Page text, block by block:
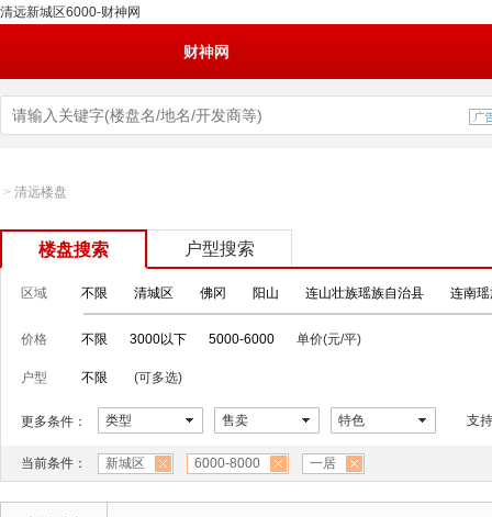
清远新城区6000-财神网
财神网
> 清远楼盘
楼盘搜索 户型搜索
区域 不限 清城区 佛冈 阳山 连山壮族瑶族自治县 连南
价格 不限 3000以下 5000-6000 单价(元/平)
户型 不限 (可多选)
更多条件： 类型 售卖 特色 支
当前条件： 新城区 6000-8000 一居